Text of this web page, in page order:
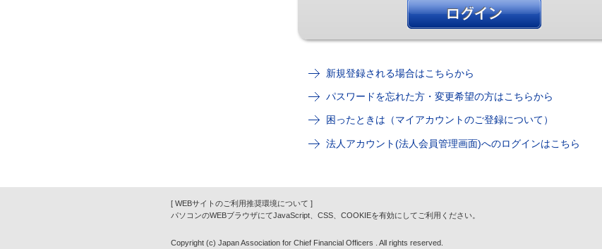
新規登録される場合はこちらから
パスワードを忘れた方・変更希望の方はこちらから
困ったときは（マイアカウントのご登録について）
法人アカウント(法人会員管理画面)へのログインはこちら
[ WEBサイトのご利用推奨環境について ]
パソコンのWEBブラウザにてJavaScript、CSS、COOKIEを有効にしてご利用ください。
Copyright (c) Japan Association for Chief Financial Officers . All rights reserved.